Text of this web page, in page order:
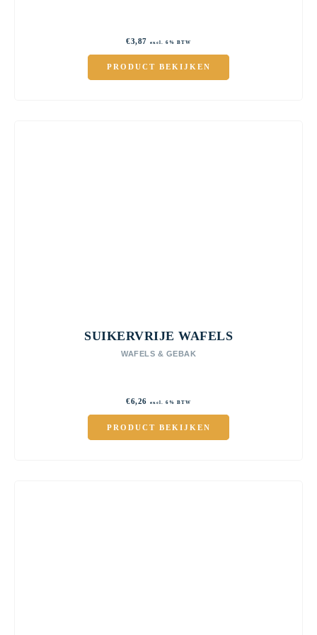
€3,87 excl. 6% BTW
PRODUCT BEKIJKEN
SUIKERVRIJE WAFELS
WAFELS & GEBAK
€6,26 excl. 6% BTW
PRODUCT BEKIJKEN